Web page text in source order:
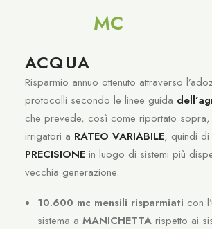
MC
ACQUA
Risparmio annuo ottenuto attraverso
protocolli secondo le linee guida
che prevede, così come riportato sopra,
irrigatori a RATEO VARIABILE, quindi di
PRECISIONE in luogo di sistemi più
vecchia generazione.
10.600 mc mensili risparmiati con
sistema a MANICHETTA rispetto ai